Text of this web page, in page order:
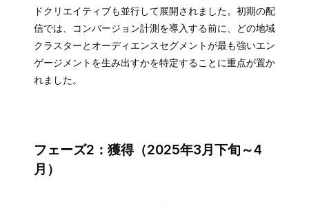
ドクリエイティブも並行して展開されました。初期の配
信では、コンバージョン計測を導入する前に、どの地域
クラスターとオーディエンスセグメントが最も強いエン
ゲージメントを生み出すかを特定することに重点が置か
れました。
フェーズ2：獲得（2025年3月下旬～4
月）